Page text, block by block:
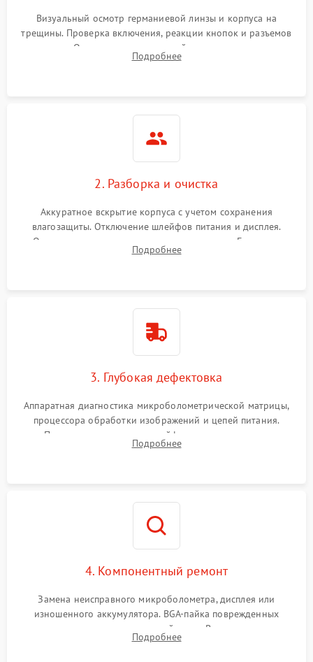
Визуальный осмотр германиевой линзы и корпуса на
трещины. Проверка включения, реакции кнопок и разъемов
зарядки. Оценка вывода тепловой сигнатуры на экран,
проверка базовых функций и считывание системных
Подробнее
2. Разборка и очистка
Аккуратное вскрытие корпуса с учетом сохранения
влагозащиты. Отключение шлейфов питания и дисплея.
Очистка внутренних плат от окислов и пыли. Бережная
обработка германиевого объектива специализированными
Подробнее
3. Глубокая дефектовка
Аппаратная диагностика микроболометрической матрицы,
процессора обработки изображений и цепей питания.
Проверка целостности шлейфов, модуля памяти и
интерфейсов связи. Выявление сгоревших SMD-компонентов
Подробнее
4. Компонентный ремонт
Замена неисправного микроболометра, дисплея или
изношенного аккумулятора. BGA-пайка поврежденных
контроллеров на материнской плате. Восстановление
разъемов и кнопок, замена поврежденных элементов
Подробнее